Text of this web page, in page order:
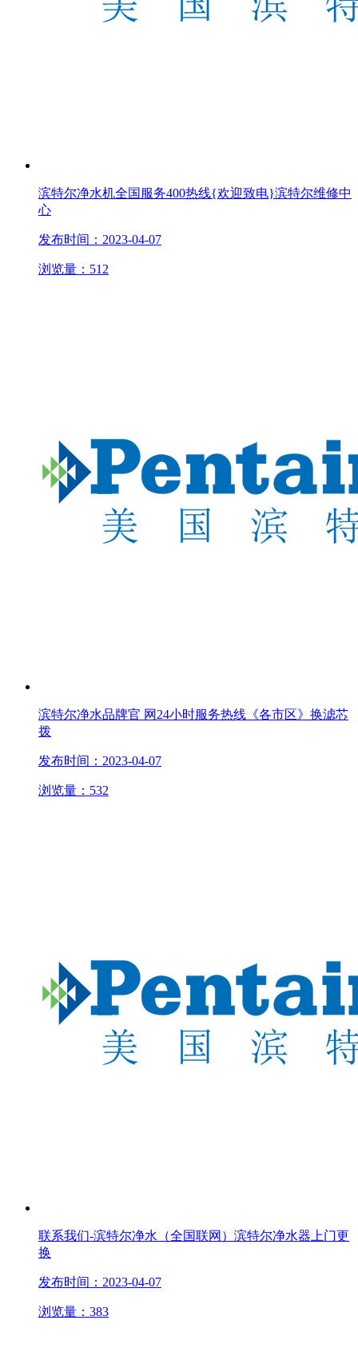
滨特尔净水机全国服务400热线{欢迎致电}滨特尔维修中
心
发布时间：2023-04-07
浏览量：512
滨特尔净水品牌官 网24小时服务热线《各市区》换滤芯
拨
发布时间：2023-04-07
浏览量：532
联系我们-滨特尔净水（全国联网）滨特尔净水器上门更
换
发布时间：2023-04-07
浏览量：383